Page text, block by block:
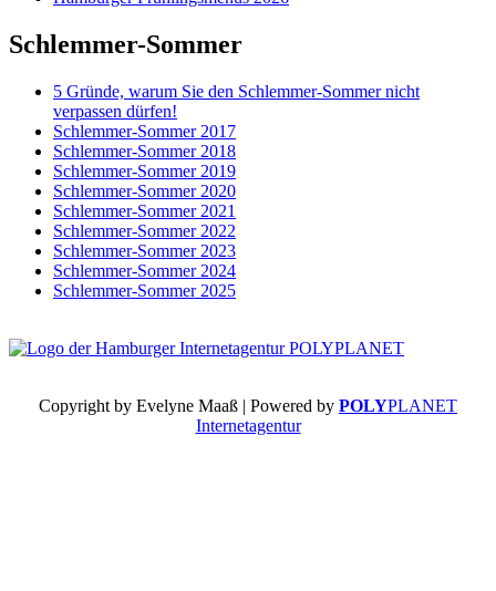
Schlemmer-Sommer
5 Gründe, warum Sie den Schlemmer-Sommer nicht
verpassen dürfen!
Schlemmer-Sommer 2017
Schlemmer-Sommer 2018
Schlemmer-Sommer 2019
Schlemmer-Sommer 2020
Schlemmer-Sommer 2021
Schlemmer-Sommer 2022
Schlemmer-Sommer 2023
Schlemmer-Sommer 2024
Schlemmer-Sommer 2025
Copyright by Evelyne Maaß | Powered by POLYPLANET
Internetagentur